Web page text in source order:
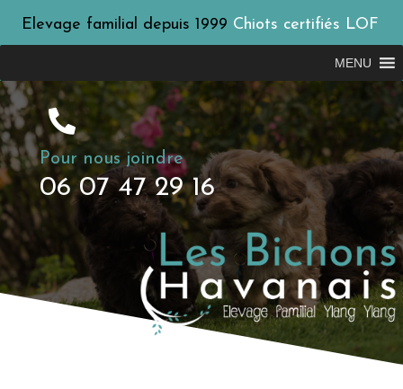
Elevage familial depuis 1999 Chiots certifiés LOF
MENU
Pour nous joindre
06 07 47 29 16